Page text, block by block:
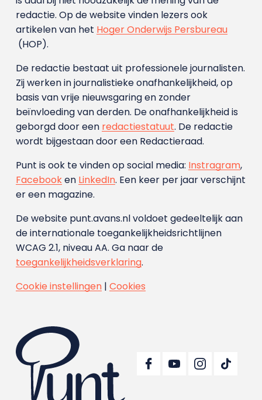
redactie. Op de website vinden lezers ook
artikelen van het Hoger Onderwijs Persbureau
(HOP).
De redactie bestaat uit professionele journalisten.
Zij werken in journalistieke onafhankelijkheid, op
basis van vrije nieuwsgaring en zonder
beïnvloeding van derden. De onafhankelijkheid is
geborgd door een redactiestatuut. De redactie
wordt bijgestaan door een Redactieraad.
Punt is ook te vinden op social media: Instragram,
Facebooken LinkedIn. Een keer per jaar verschijnt
er een magazine.
De website punt.avans.nl voldoet gedeeltelijk aan
de internationale toegankelijkheidsrichtlijnen
WCAG 2.1, niveau AA. Ga naar de
toegankelijkheidsverklaring.
Cookie instellingen| Cookies